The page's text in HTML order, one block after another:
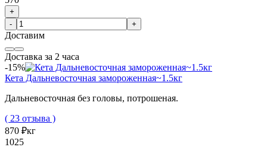
+
-
+
Доставим
Доставка за 2 часа
-15%
Кета Дальневосточная замороженная~1.5кг
Дальневосточная без головы, потрошеная.
( 23 отзыва )
870 ₽кг
1025